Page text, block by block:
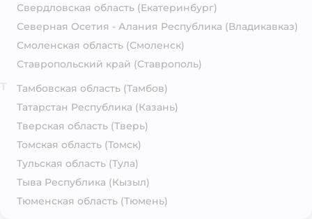
Свердловская область (Екатеринбург)
Северная Осетия - Алания Республика (Владикавказ)
Смоленская область (Смоленск)
Ставропольский край (Ставрополь)
Тамбовская область (Тамбов)
Татарстан Республика (Казань)
Тверская область (Тверь)
Томская область (Томск)
Тульская область (Тула)
Тыва Республика (Кызыл)
Тюменская область (Тюмень)